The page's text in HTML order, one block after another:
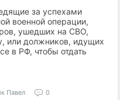
за успехами
военной операции,
ушедших на СВО,
или должников, идущих
в РФ, чтобы отдать
Павел 0